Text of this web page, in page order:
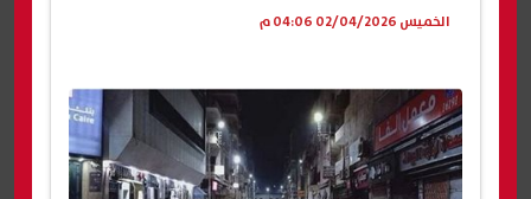
الخميس 02/04/2026 04:06 م